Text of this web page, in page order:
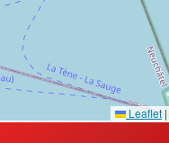
Leaflet |